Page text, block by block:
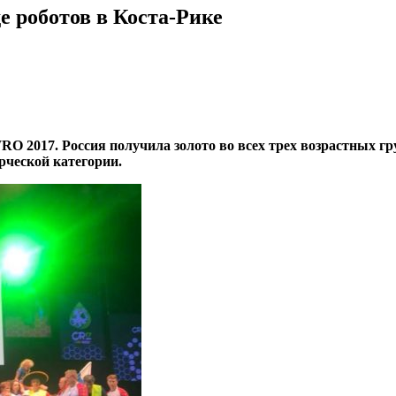
в Коста-Рике
2017. Россия получила золото во всех трех возрастных
категории.